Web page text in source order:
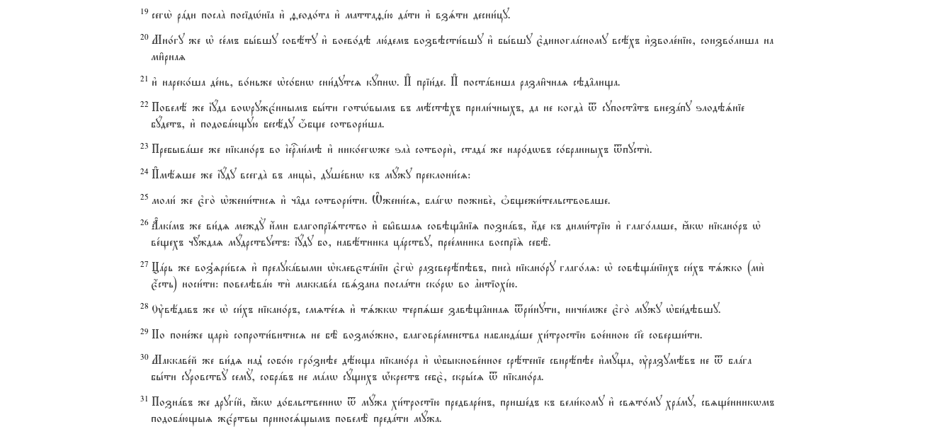
19 сегw2 рaди послA посідHніа и3 fеодо1та и3 маттаfjю дaти и3 взsти десни1цу.
20 Мно1гу же њ се1мъ бы1вшу совёту и3 воево1дэ лю1демъ возвэсти1вшу и3 бы1вшу є3диноглaсному всёхъ и3зволе1нію, соизво1лиша на
ми6рнаz
21 и3 нареко1ша де1нь, во1ньже њсо1бнw сни1дутсz кyпнw. И# пріи1де. И# постaвиша разли6чнаz сэд†лища.
22 Повелё же їyда воwружє1ннымъ бы1ти готHвымъ въ мёстэхъ прили1чныхъ, да не когдA t супост†тъ внезaпу ѕлодэsніе
бyдетъ, и3 подобaющую бесёду џбще сотвори1ша.
23 Пребывaше же нікано1ръ во їеrли1мэ и3 нико1егwже ѕлA сотвори2, стадa же наро1дwвъ со1бранныхъ tпусти2.
24 И#мёzше же їyду всегдA въ лицы2, душе1внw къ мyжу преклони1сz:
25 моли1 же є3го2 њжени1тисz и3 ч†да сотвори1ти. Њжени1сz, блaгw поживе2, nбщежи1тельствоваше.
26 Ґлкjмъ же ви1дz междY и4ми благопріsтство и3 бы6вшаz совэщ†ніz познaвъ, и4де къ дими1трію и3 глаго1лаше, ћкw нікано1ръ њ
ве1щехъ ч{ждаz мyдрствуетъ: їyду бо, навётника цaрству, прее1мника воспріS себЁ.
27 Цaрь же воз8zри1всz и3 прелукaвыми њклевєтaніи є3гw2 разсверёпэвъ, писA нікано1ру глаго1лz: њ совэщaніихъ си1хъ тsжко (ми2
є4сть) носи1ти: повелэвaю ти2 маккаве1а свsзана послaти ско1рw во ґнтіохjю.
28 Ўвёдавъ же њ си1хъ нікано1ръ, смzте1сz и3 тsжкw терпsше завэщ†ннаz tри1нути, ничи1мже є3го2 мyжу њби1дэвшу.
29 Но поне1же царю2 сопроти1витисz не бЁ возмо1жно, благовре1менства наблюдaше хи1тростію вое1нною сіе2 соверши1ти.
30 Маккаве1й же ви1дz над8 собо1ю гро1знэе дёюща нікано1ра и3 њбыкнове1нное срётеніе свирёпэе и3мyща, ўразумёвъ не t блaга
бы1ти суровствY семY, собрaвъ не мaлw сyщихъ њ1крестъ себє2, скры1сz t нікано1ра.
31 Познaвъ же другjй, ћкw до1бльственнw t мyжа хи1тростію предваре1нъ, прише1дъ къ вели1кому и3 свzто1му хрaму, свzще1нникwмъ
подобaющыz жє1ртвы приносsщымъ повелЁ предaти мyжа.